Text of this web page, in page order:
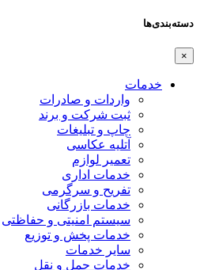
دسته‌بندی‌ها
×
خدمات
واردات و صادرات
ثبت شرکت و برند
چاپ و تبلیغات
آتلیه عکاسی
تعمیر لوازم
خدمات اداری
تفریح و سرگرمی
خدمات بازرگانی
سیستم امنیتی و حفاظتی
خدمات پخش و توزیع
سایر خدمات
خدمات حمل و نقل